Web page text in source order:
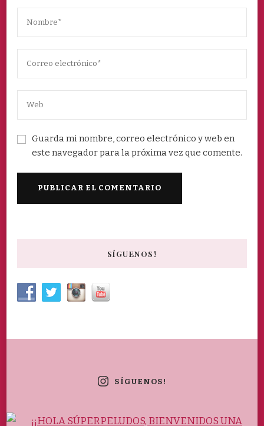
Guarda mi nombre, correo electrónico y web en
este navegador para la próxima vez que comente.
SÍGUENOS!
SÍGUENOS!